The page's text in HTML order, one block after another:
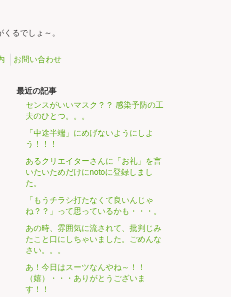
るでしょ～。
お問い合わせ
最近の記事
センスがいいマスク？？ 感染予防の工
夫のひとつ。。。
「中途半端」にめげないようにしよ
う！！！
あるクリエイターさんに「お礼」を言
いたいためだけにnotoに登録しまし
た。
「もうチラシ打たなくて良いんじゃ
ね？？」って思っているかも・・・。
あの時、雰囲気に流されて、批判じみ
たこと口にしちゃいました。ごめんな
さい。。。
あ！今日はスーツなんやね～！！
（嬉）・・・ありがとうございま
す！！